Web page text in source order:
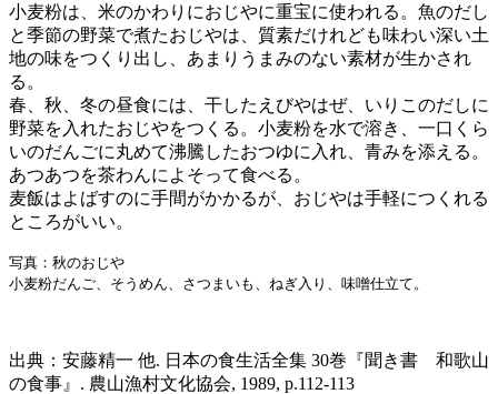
小麦粉は、米のかわりにおじやに重宝に使われる。魚のだし
と季節の野菜で煮たおじやは、質素だけれども味わい深い土
地の味をつくり出し、あまりうまみのない素材が生かされ
る。
春、秋、冬の昼食には、干したえびやはぜ、いりこのだしに
野菜を入れたおじやをつくる。小麦粉を水で溶き、一口くら
いのだんごに丸めて沸騰したおつゆに入れ、青みを添える。
あつあつを茶わんによそって食べる。
麦飯はよばすのに手間がかかるが、おじやは手軽につくれる
ところがいい。
写真：秋のおじや
小麦粉だんご、そうめん、さつまいも、ねぎ入り、味噌仕立て。
出典： 安藤精一 他. 日本の食生活全集 30巻『聞き書 和歌山
の食事』. 農山漁村文化協会, 1989, p.112-113